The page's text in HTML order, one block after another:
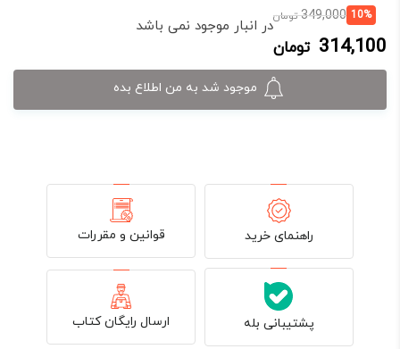
10%
349,000 تومانقیمت
اصلی:
314,100 تومان
قیمت
فعلی:
314,100 تومان.
در انبار موجود نمی باشد
موجود شد به من اطلاع بده
راهنمای خرید قوانین و مقررات
پشتیبانی بله ارسال رایگان کتاب